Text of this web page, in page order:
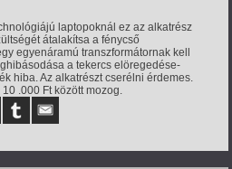
laptopoknál ez az alkatrész
átalakítsa a fénycső
egyenáramú transzformátornak kell
a tekercs elöregedése-
hiba. Az alkatrészt cserélni érdemes.
.000 Ft között mozog.